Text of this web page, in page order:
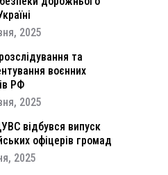
2025
та
воєнних
РФ
2025
відбувся випуск
офіцерів громад
2025